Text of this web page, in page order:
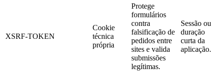
XSRF-TOKEN
Cookie
técnica
própria
Protege
formulários
contra
falsificação de
pedidos entre
sites e valida
submissões
legítimas.
Sessão ou
duração
curta da
aplicação.